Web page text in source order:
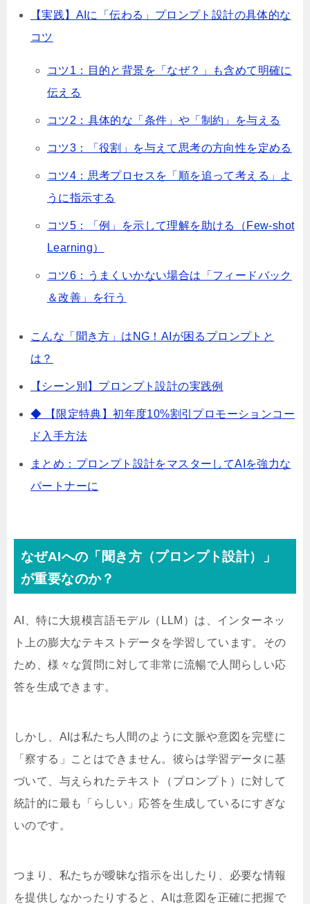
【実践】AIに「伝わる」プロンプト設計の具体的な
コツ
コツ1：目的と背景を「なぜ？」も含めて明確に
伝える
コツ2：具体的な「条件」や「制約」を与える
コツ3：「役割」を与えて思考の方向性を定める
コツ4：思考プロセスを「順を追って考える」よ
うに指示する
コツ5：「例」を示して理解を助ける（Few-shot
Learning）
コツ6：うまくいかない場合は「フィードバック
＆改善」を行う
こんな「聞き方」はNG！AIが困るプロンプトと
は？
【シーン別】プロンプト設計の実践例
◆ 【限定特典】初年度10%割引プロモーションコー
ド入手方法
まとめ：プロンプト設計をマスターしてAIを強力な
パートナーに
なぜAIへの「聞き方（プロンプト設計）」
が重要なのか？
AI、特に大規模言語モデル（LLM）は、インターネッ
ト上の膨大なテキストデータを学習しています。その
ため、様々な質問に対して非常に流暢で人間らしい応
答を生成できます。
しかし、AIは私たち人間のように文脈や意図を完璧に
「察する」ことはできません。彼らは学習データに基
づいて、与えられたテキスト（プロンプト）に対して
統計的に最も「らしい」応答を生成しているにすぎな
いのです。
つまり、私たちが曖昧な指示を出したり、必要な情報
を提供しなかったりすると、AIは意図を正確に把握で